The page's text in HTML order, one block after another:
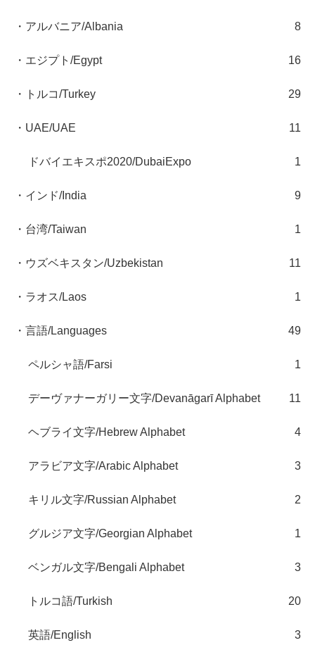
・アルバニア/Albania 8
・エジプト/Egypt 16
・トルコ/Turkey 29
・UAE/UAE 11
ドバイエキスポ2020/DubaiExpo 1
・インド/India 9
・台湾/Taiwan 1
・ウズベキスタン/Uzbekistan 11
・ラオス/Laos 1
・言語/Languages 49
ペルシャ語/Farsi 1
デーヴァナーガリー文字/Devanāgarī Alphabet 11
ヘブライ文字/Hebrew Alphabet 4
アラビア文字/Arabic Alphabet 3
キリル文字/Russian Alphabet 2
グルジア文字/Georgian Alphabet 1
ベンガル文字/Bengali Alphabet 3
トルコ語/Turkish 20
英語/English 3